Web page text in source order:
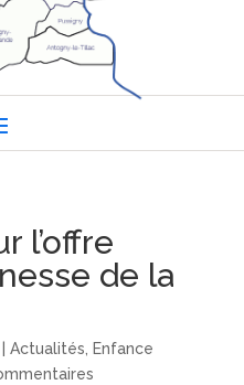
l’offre
de la
Actualités, Enfance